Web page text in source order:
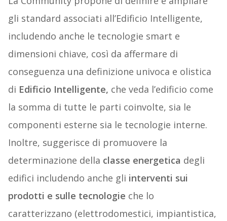
gli standard associati all’Edificio Intelligente,
includendo anche le tecnologie smart e
dimensioni chiave, così da affermare di
conseguenza una definizione univoca e olistica
di Edificio Intelligente, che veda l’edificio come
la somma di tutte le parti coinvolte, sia le
componenti esterne sia le tecnologie interne.
Inoltre, suggerisce di promuovere la
determinazione della classe energetica degli
edifici includendo anche gli interventi sui
prodotti e sulle tecnologie che lo
caratterizzano (elettrodomestici, impiantistica,